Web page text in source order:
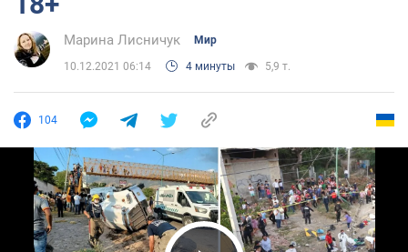
Марина Лисничук Мир
10.12.2021 06:14 4 минуты 5,9 т.
104